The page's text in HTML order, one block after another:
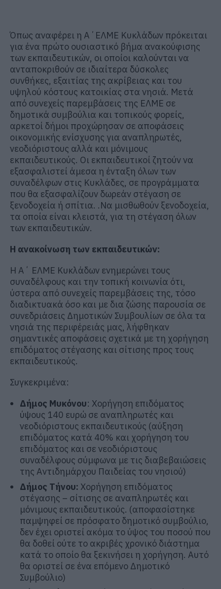
Όπως αναφέρει η Α΄ΕΛΜΕ Κυκλάδων πρόκειται
για ένα πρώτο ουσιαστικό βήμα ανακούφισης
των εκπαιδευτικών, οι οποίοι καλούνται να
ανταποκριθούν σε ιδιαίτερα δύσκολες
συνθήκες, εξαιτίας της ακρίβειας και του
υψηλού κόστους κατοικίας στα νησιά. Μετά
από συνεχείς παρεμβάσεις της ΕΛΜΕ σε
δημοτικά συμβούλια και τοπικούς φορείς,
αρκετοί δήμοι προχώρησαν σε αποφάσεις
οικονομικής ενίσχυσης για αναπληρωτές,
νεοδιόριστους αλλά και μόνιμους
εκπαιδευτικούς. Οι εκπαιδευτικοί ζητούν να
εξασφαλιστεί άμεσα η ένταξη όλων των
συναδέλφων στις Κυκλάδες, σε προγράμματα
που θα εξασφαλίζουν δωρεάν στέγαση σε
ξενοδοχεία ή σπίτια. .Να μισθωθούν ξενοδοχεία,
τα οποία είναι κλειστά, για τη στέγαση όλων
των εκπαιδευτικών.
Η ανακοίνωση των εκπαιδευτικών:
Η Α΄ ΕΛΜΕ Κυκλάδων ενημερώνει τους
συναδέλφους και την τοπική κοινωνία ότι,
ύστερα από συνεχείς παρεμβάσεις της, τόσο
διαδικτυακά όσο και με δια ζώσης παρουσία σε
συνεδριάσεις Δημοτικών Συμβουλίων σε όλα τα
νησιά της περιφέρειάς μας, λήφθηκαν
σημαντικές αποφάσεις σχετικά με τη χορήγηση
επιδόματος στέγασης και σίτισης προς τους
εκπαιδευτικούς.
Συγκεκριμένα:
Δήμος Μυκόνου: Χορήγηση επιδόματος
ύψους 140 ευρώ σε αναπληρωτές και
νεοδιόριστους εκπαιδευτικούς (αύξηση
επιδόματος κατά 40% και χορήγηση του
επιδόματος και σε νεοδιόριστους
συναδέλφους σύμφωνα με τις διαβεβαιώσεις
της Αντιδημάρχου Παιδείας του νησιού)
Δήμος Τήνου: Χορήγηση επιδόματος
στέγασης – σίτισης σε αναπληρωτές και
μόνιμους εκπαιδευτικούς. (αποφασίστηκε
παμψηφεί σε πρόσφατο δημοτικό συμβούλιο,
δεν έχει οριστεί ακόμα το ύψος του ποσού που
θα δοθεί ούτε το ακριβές χρονικό διάστημα
κατά το οποίο θα ξεκινήσει η χορήγηση. Αυτό
θα οριστεί σε ένα επόμενο Δημοτικό
Συμβούλιο)